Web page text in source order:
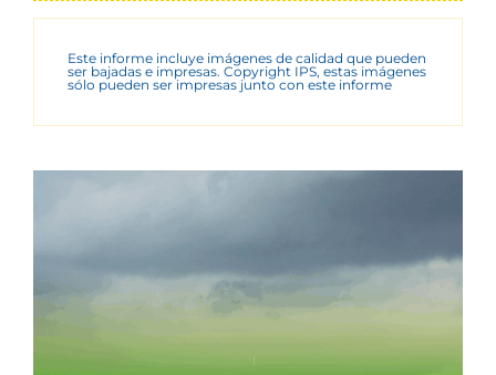
Este informe incluye imágenes de calidad que pueden
ser bajadas e impresas. Copyright IPS, estas imágenes
sólo pueden ser impresas junto con este informe